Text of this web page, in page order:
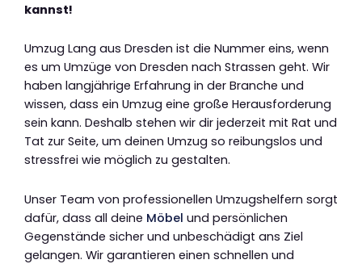
kannst!
Umzug Lang aus Dresden ist die Nummer eins, wenn
es um Umzüge von Dresden nach Strassen geht. Wir
haben langjährige Erfahrung in der Branche und
wissen, dass ein Umzug eine große Herausforderung
sein kann. Deshalb stehen wir dir jederzeit mit Rat und
Tat zur Seite, um deinen Umzug so reibungslos und
stressfrei wie möglich zu gestalten.
Unser Team von professionellen Umzugshelfern sorgt
dafür, dass all deine Möbel und persönlichen
Gegenstände sicher und unbeschädigt ans Ziel
gelangen. Wir garantieren einen schnellen und